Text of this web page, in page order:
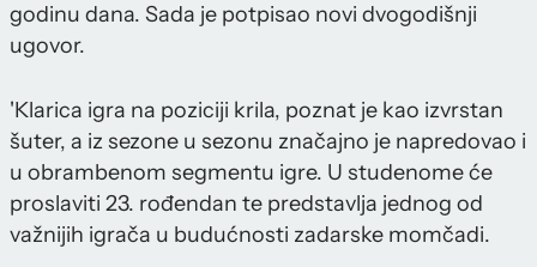
godinu dana. Sada je potpisao novi dvogodišnji
ugovor.
'Klarica igra na poziciji krila, poznat je kao izvrstan
šuter, a iz sezone u sezonu značajno je napredovao i
u obrambenom segmentu igre. U studenome će
proslaviti 23. rođendan te predstavlja jednog od
važnijih igrača u budućnosti zadarske momčadi.